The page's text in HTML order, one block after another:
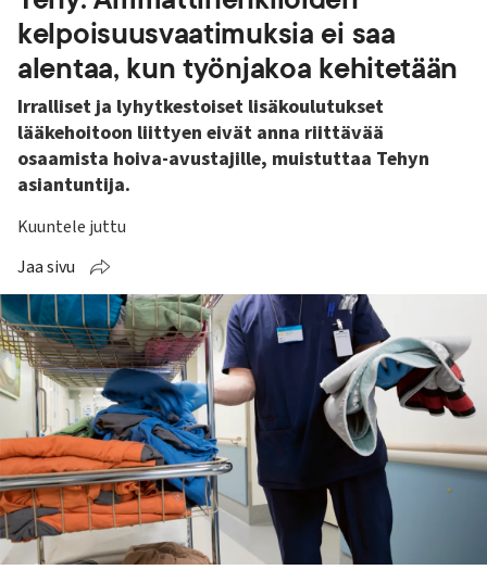
kelpoisuusvaatimuksia ei saa
alentaa, kun työnjakoa kehitetään
Irralliset ja lyhytkestoiset lisäkoulutukset
lääkehoitoon liittyen eivät anna riittävää
osaamista hoiva-avustajille, muistuttaa Tehyn
asiantuntija.
Kuuntele juttu
Jaa sivu